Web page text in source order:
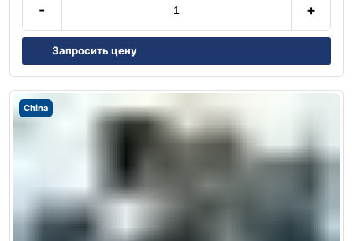
- +
Запросить цену
China